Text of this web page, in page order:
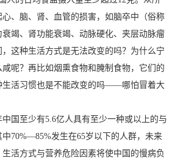
、脑、肾、血管的损害，如脑卒中（俗称
竭、肾功能衰竭、动脉硬化、夹层动脉瘤
这种生活方式是无法改变的吗？为什么宁
呢？再比如烟熏食物和腌制食物，它们的
生活习惯也是不能改变的吗——哪怕冒着大
国至少有5.6亿人具有至少一种或以上的与
70%—85%发生在65岁以下的人群，未来
活方式与营养危险因素将使中国的慢病负